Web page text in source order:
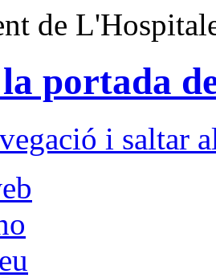
i saltar